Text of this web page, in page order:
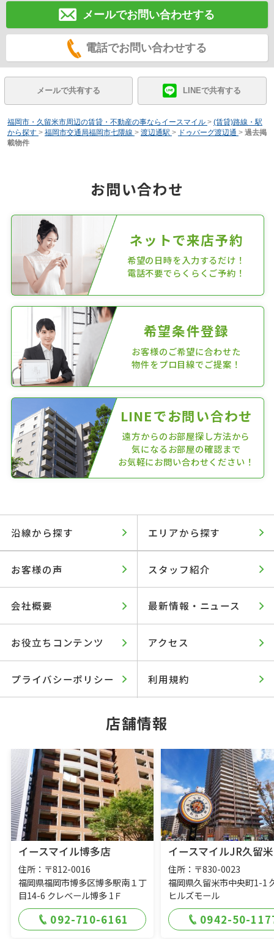
メールでお問い合わせする
電話でお問い合わせする
メールで共有する LINEで共有する
福岡市・久留米市周辺の賃貸・不動産の事ならイースマイル > (賃貸)路線・駅
から探す > 福岡市交通局福岡市七隈線 > 渡辺通駅 > ドゥバーグ渡辺通 > 過去掲
載物件
お問い合わせ
ネットで来店予約
希望の日時を入力するだけ！
電話不要でらくらくご予約！
希望条件登録
お客様のご希望に合わせた
物件をプロ目線でご提案！
LINEでお問い合わせ
遠方からのお部屋探し方法から
気になるお部屋の確認まで
お気軽にお問い合わせください！
沿線から探す エリアから探す
お客様の声 スタッフ紹介
会社概要 最新情報・ニュース
お役立ちコンテンツ アクセス
プライバシーポリシー 利用規約
店舗情報
イースマイル博多店
住所：〒812-0016
福岡県福岡市博多区博多駅南１丁
目14-6 クレベール博多 1Ｆ
092-710-6161
イースマイルJR久留
住所：〒830-0023
福岡県久留米市中央町1-1
ヒルズモール
0942-50-